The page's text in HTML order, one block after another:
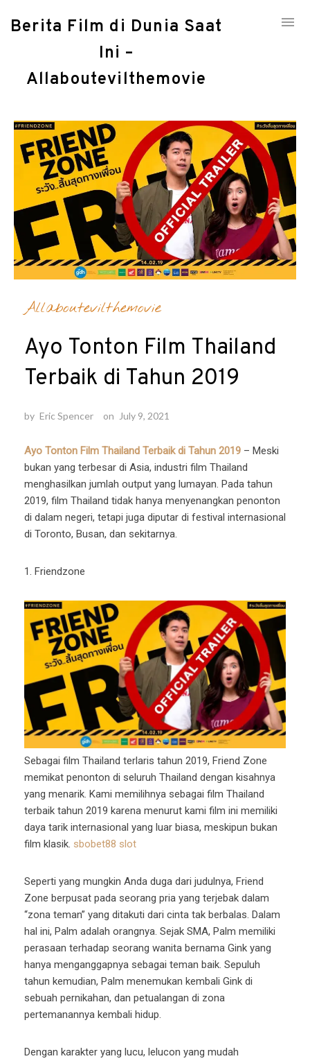
Berita Film di Dunia Saat
Ini –
Allaboutevilthemovie
Allaboutevilthemovie
Ayo Tonton Film Thailand
Terbaik di Tahun 2019
by Eric Spencer on July 9, 2021
Ayo Tonton Film Thailand Terbaik di Tahun 2019 – Meski
bukan yang terbesar di Asia, industri film Thailand
menghasilkan jumlah output yang lumayan. Pada tahun
2019, film Thailand tidak hanya menyenangkan penonton
di dalam negeri, tetapi juga diputar di festival internasional
di Toronto, Busan, dan sekitarnya.
1. Friendzone
Sebagai film Thailand terlaris tahun 2019, Friend Zone
memikat penonton di seluruh Thailand dengan kisahnya
yang menarik. Kami memilihnya sebagai film Thailand
terbaik tahun 2019 karena menurut kami film ini memiliki
daya tarik internasional yang luar biasa, meskipun bukan
film klasik. sbobet88 slot
Seperti yang mungkin Anda duga dari judulnya, Friend
Zone berpusat pada seorang pria yang terjebak dalam
“zona teman” yang ditakuti dari cinta tak berbalas. Dalam
hal ini, Palm adalah orangnya. Sejak SMA, Palm memiliki
perasaan terhadap seorang wanita bernama Gink yang
hanya menganggapnya sebagai teman baik. Sepuluh
tahun kemudian, Palm menemukan kembali Gink di
sebuah pernikahan, dan petualangan di zona
pertemanannya kembali hidup.
Dengan karakter yang lucu, lelucon yang mudah